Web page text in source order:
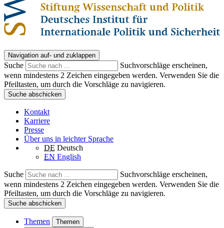
Navigation auf- und zuklappen
Suche
Suchvorschläge erscheinen,
wenn mindestens 2 Zeichen eingegeben werden. Verwenden Sie die
Pfeiltasten, um durch die Vorschläge zu navigieren.
Suche abschicken
Kontakt
Karriere
Presse
Über uns in leichter Sprache
DE Deutsch
EN English
Suche
Suchvorschläge erscheinen,
wenn mindestens 2 Zeichen eingegeben werden. Verwenden Sie die
Pfeiltasten, um durch die Vorschläge zu navigieren.
Suche abschicken
Themen
Themen